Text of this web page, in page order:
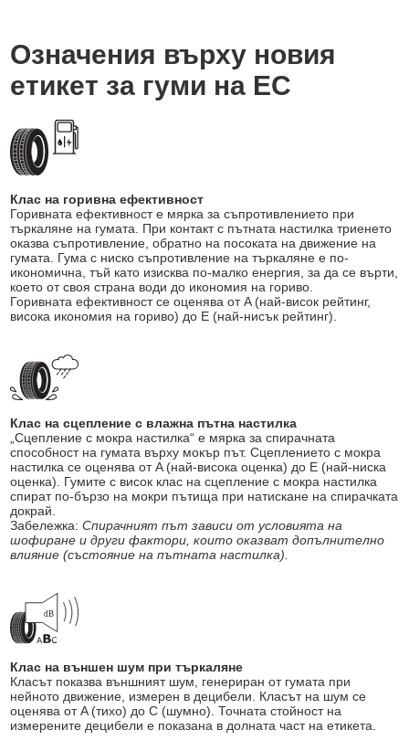
Означения върху новия
етикет за гуми на ЕС
Клас на горивна ефективност
Горивната ефективност е мярка за съпротивлението при
търкаляне на гумата. При контакт с пътната настилка триенето
оказва съпротивление, обратно на посоката на движение на
гумата. Гума с ниско съпротивление на търкаляне е по-
икономична, тъй като изисква по-малко енергия, за да се върти,
което от своя страна води до икономия на гориво.
Горивната ефективност се оценява от A (най-висок рейтинг,
висока икономия на гориво) до E (най-нисък рейтинг).
Клас на сцепление с влажна пътна настилка
„Сцепление с мокра настилка“ е мярка за спирачната
способност на гумата върху мокър път. Сцеплението с мокра
настилка се оценява от A (най-висока оценка) до E (най-ниска
оценка). Гумите с висок клас на сцепление с мокра настилка
спират по-бързо на мокри пътища при натискане на спирачката
докрай.
Забележка:Спирачният път зависи от условията на
шофиране и други фактори, които оказват допълнително
влияние (състояние на пътната настилка).
Клас на външен шум при търкаляне
Класът показва външният шум, генериран от гумата при
нейното движение, измерен в децибели. Класът на шум се
оценява от A (тихо) до C (шумно). Точната стойност на
измерените децибели е показана в долната част на етикета.